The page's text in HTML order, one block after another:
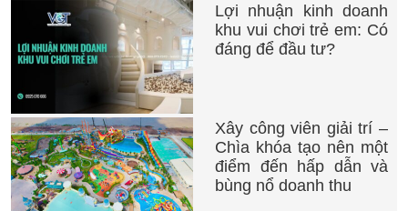
Lợi nhuận kinh doanh
khu vui chơi trẻ em: Có
đáng để đầu tư?
Xây công viên giải trí –
Chìa khóa tạo nên một
điểm đến hấp dẫn và
bùng nổ doanh thu